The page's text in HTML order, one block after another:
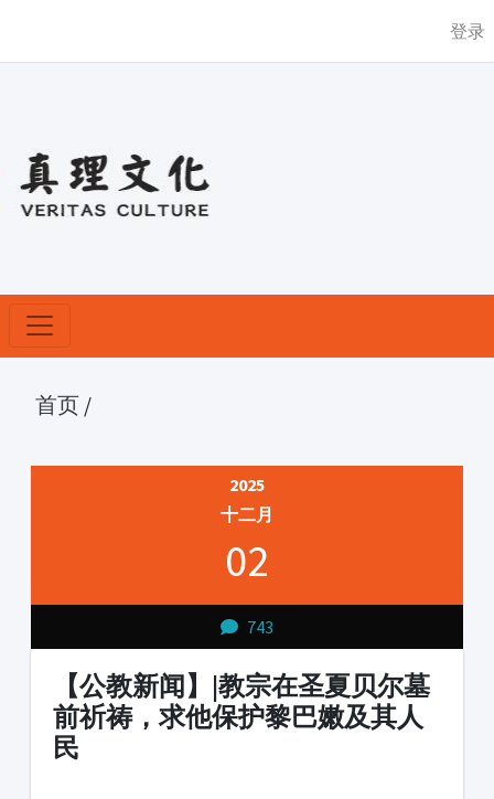
登录
首页 /
2025
十二月
02
743
【公教新闻】|教宗在圣夏贝尔墓
前祈祷，求他保护黎巴嫩及其人
民